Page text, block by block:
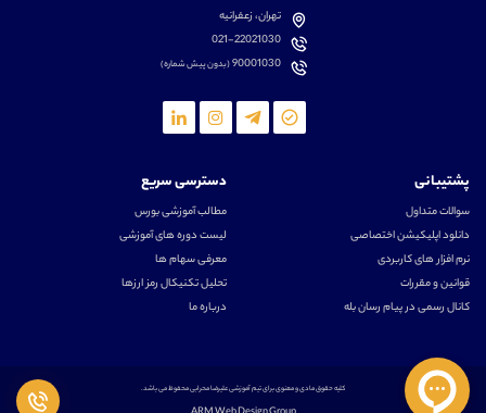
تهران، زعفرانیه
021-22021030
90001030(بدون پیش شماره)
پشتیبانی
سوالات متداول
دانلود اپلیکیشن اختصاصی
نرم افزار های کاربردی
قوانین و مقررات
کانال رسمی در پیام رسان بله
دسترسی سریع
مطالب آموزشی بورس
لیست دوره های آموزشی
معرفی سهام ها
تحلیل تکنیکال رمز ارزها
درباره ما
کلیه حقوق مادی و معنوی برای تیم آموزشی علیرضا محرابی محفوظ می باشد.